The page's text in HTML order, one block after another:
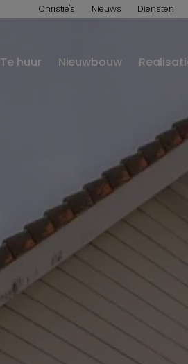
Christie's Nieuws Diensten
Te huur Nieuwbouw